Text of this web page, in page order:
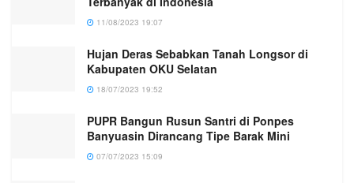
11/08/2023 19:07
Hujan Deras Sebabkan Tanah Longsor di
Kabupaten OKU Selatan
18/07/2023 19:52
PUPR Bangun Rusun Santri di Ponpes
Banyuasin Dirancang Tipe Barak Mini
07/07/2023 15:09